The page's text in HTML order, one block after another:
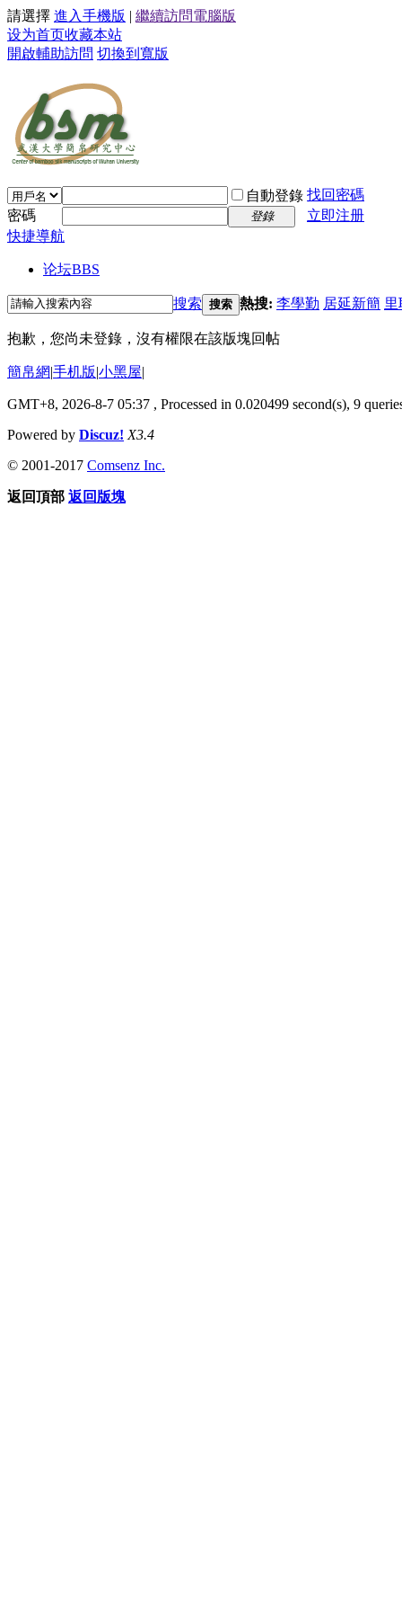
請選擇 進入手機版 | 繼續訪問電腦版
设为首页收藏本站
開啟輔助訪問 切換到寬版
自動登錄 找回密碼
密碼
登錄
立即注册
快捷導航
论坛BBS
搜索 搜索 熱搜: 李學勤 居延新簡 里
抱歉，您尚未登錄，沒有權限在該版塊回帖
簡帛網|手机版|小黑屋|
GMT+8, 2026-8-7 05:37 , Processed in 0.020499 second(s), 9
Powered by Discuz! X3.4
© 2001-2017 Comsenz Inc.
返回頂部 返回版塊